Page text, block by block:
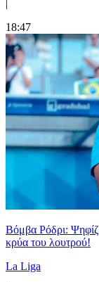
18:47
Βόμβα Ρόδρι:
κρύα του λουτρού!
La Liga